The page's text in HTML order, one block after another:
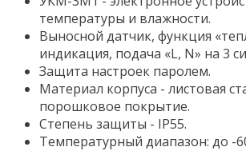
температуры и влажности.
Выносной датчик, функция
индикация, подача «L, N» на 3
Защита настроек паролем.
Материал корпуса - листовая
порошковое покрытие.
Степень защиты - IP55.
Температурный диапазон: до -